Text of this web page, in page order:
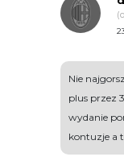
Nie
plus przez
wydanie
kontuzje a